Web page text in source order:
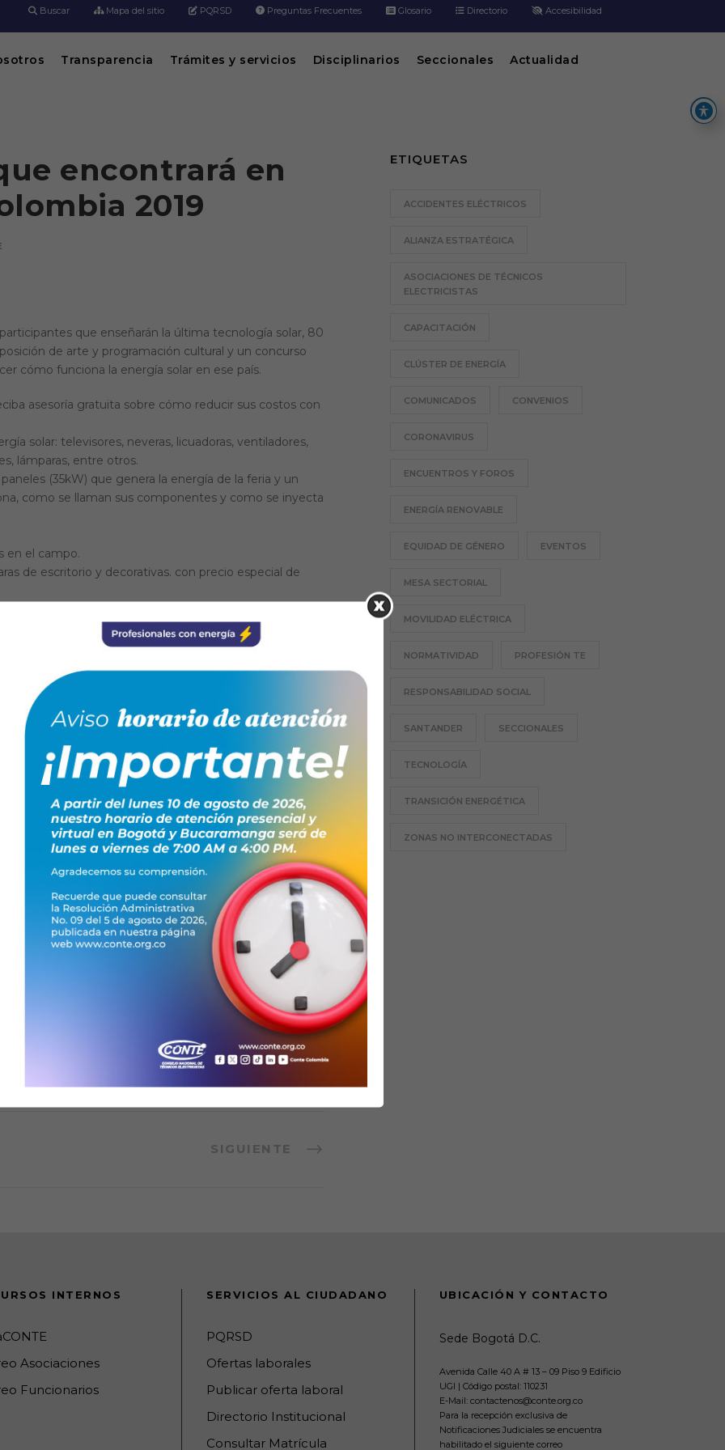
Buscar Mapa del sitio PQRSD Preguntas Frecuentes Glosario Directorio Accesibilidad
Transparencia Trámites y servicios Disciplinarios Seccionales Actualidad
encontrará en
2019
que enseñarán la última tecnología solar, 80
de arte y programación cultural y un concurso
cómo funciona la energía solar en ese país.
asesoría gratuita sobre cómo reducir sus costos con
solar: televisores, neveras, licuadoras, ventiladores,
lámparas, entre otros.
(35kW) que genera la energía de la feria y un
como se llaman sus componentes y como se inyecta
en el campo.
de escritorio y decorativas. con precio especial de
de agua para el hogar.
zonas comunes.
e importante su visita a la feria.
SIGUIENTE
ETIQUETAS
ACCIDENTES ELÉCTRICOS
ALIANZA ESTRATÉGICA
ASOCIACIONES DE TÉCNICOS
ELECTRICISTAS
CAPACITACIÓN
CLÚSTER DE ENERGÍA
COMUNICADOS CONVENIOS
CORONAVIRUS
ENCUENTROS Y FOROS
ENERGÍA RENOVABLE
EQUIDAD DE GÉNERO EVENTOS
MESA SECTORIAL
MOVILIDAD ELÉCTRICA
NORMATIVIDAD PROFESIÓN TE
RESPONSABILIDAD SOCIAL
SANTANDER SECCIONALES
TECNOLOGÍA
TRANSICIÓN ENERGÉTICA
ZONAS NO INTERCONECTADAS
INTERNOS
Asociaciones
Funcionarios
SERVICIOS AL CIUDADANO
PQRSD
Ofertas laborales
Publicar oferta laboral
Directorio Institucional
Consultar Matrícula
UBICACIÓN Y CONTACTO
Sede Bogotá D.C.
Avenida Calle 40 A # 13 – 09 Piso 9 Edificio
UGI | Código postal: 110231
E-Mail: contactenos@conte.org.co
Para la recepción exclusiva de
Notificaciones Judiciales se encuentra
habilitado el siguiente correo